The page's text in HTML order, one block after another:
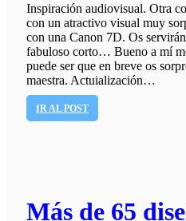
Inspiración audiovisual. Otra
con un atractivo visual muy
con una Canon 7D. Os
fabuloso corto… Bueno a mí
puede ser que en breve os
maestra. Actuialización…
IR AL POST
Más de 65